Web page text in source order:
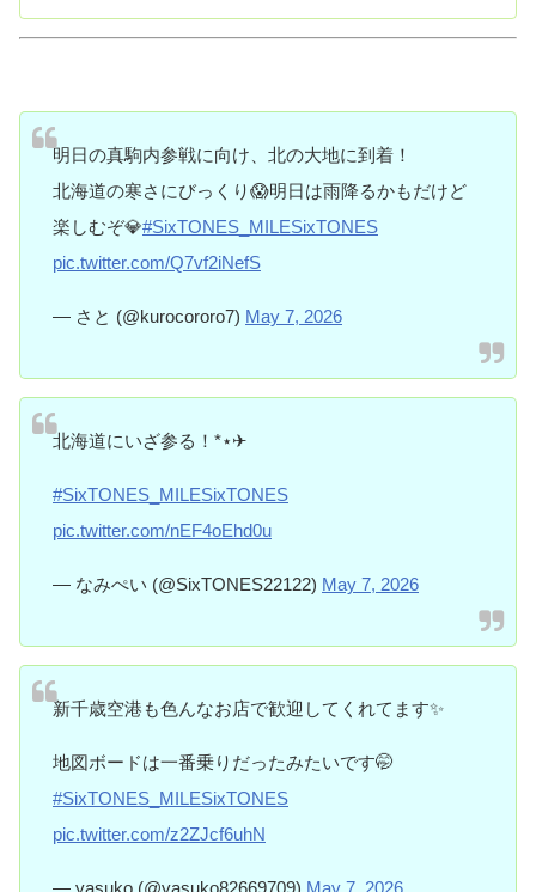
明日の真駒内参戦に向け、北の大地に到着！
北海道の寒さにびっくり😱明日は雨降るかもだけど
楽しむぞ💎#SixTONES_MILESixTONES
pic.twitter.com/Q7vf2iNefS
— さと (@kurocororo7) May 7, 2026
北海道にいざ参る！*⋆✈︎
#SixTONES_MILESixTONES
pic.twitter.com/nEF4oEhd0u
— なみぺい (@SixTONES22122) May 7, 2026
新千歳空港も色んなお店で歓迎してくれてます✨
地図ボードは一番乗りだったみたいです🤭
#SixTONES_MILESixTONES
pic.twitter.com/z2ZJcf6uhN
— yasuko (@yasuko82669709) May 7, 2026